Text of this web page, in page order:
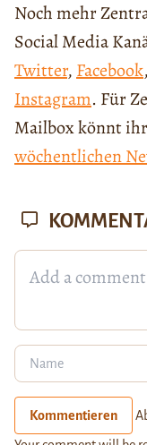
Noch mehr
Social Media
Twitter, Facebook,
Instagram. Für
Mailbox könnt
wöchentlichen
Kommentieren